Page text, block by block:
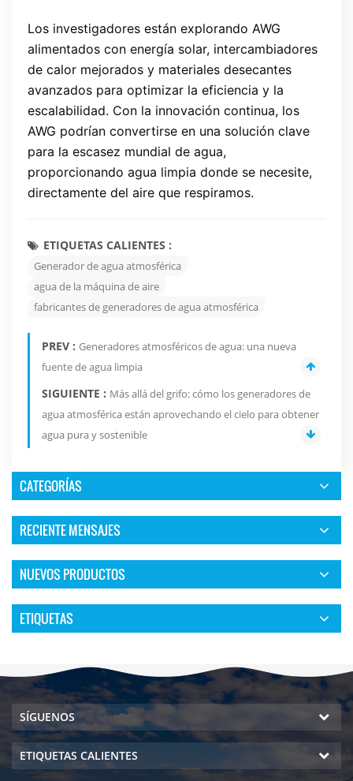
Los investigadores están explorando AWG
alimentados con energía solar, intercambiadores
de calor mejorados y materiales desecantes
avanzados para optimizar la eficiencia y la
escalabilidad. Con la innovación continua, los
AWG podrían convertirse en una solución clave
para la escasez mundial de agua,
proporcionando agua limpia donde se necesite,
directamente del aire que respiramos.
ETIQUETAS CALIENTES :
Generador de agua atmosférica
agua de la máquina de aire
fabricantes de generadores de agua atmosférica
PREV : Generadores atmosféricos de agua: una nueva
fuente de agua limpia
SIGUIENTE : Más allá del grifo: cómo los generadores de
agua atmosférica están aprovechando el cielo para obtener
agua pura y sostenible
CATEGORÍAS
RECIENTE MENSAJES
NUEVOS PRODUCTOS
ETIQUETAS
SÍGUENOS
ETIQUETAS CALIENTES